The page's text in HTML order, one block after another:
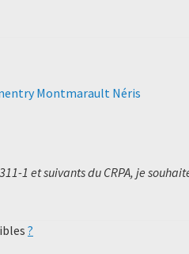
Montmarault Néris
1 et suivants du CRPA, je
?